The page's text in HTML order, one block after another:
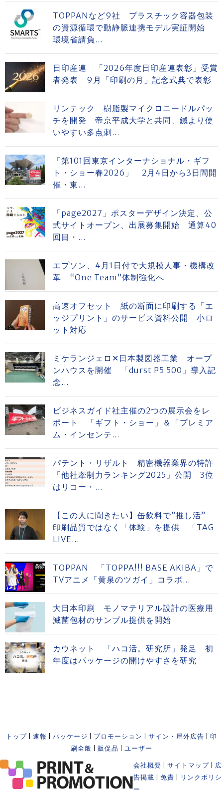
TOPPANなど9社 プラスチック容器包装
の資源循環で動静脈連携モデル実証開始
環境省請負...
日印産連 「2026年度日印産連表彰」受賞
者発表 9月「印刷の月」記念式典で表彰
リンテック 樹脂製マイクロニードルパッ
チを開発 帝京平成大学と共同、鍼より使
いやすい多点刺...
「第101回東京インターナショナル・ギフ
ト・ショー春2026」 2月4日から3日間開
催・東...
「page2027」ポスターデザイン決定、公
式サイトオープン、出展募集開始 通算40
回目・...
エプソン、4月1日付で大規模人事・機構改
革 “One Team”体制強化へ
高速オフセット 紙の断面に印刷する「エ
ッジプリント」のサービス資料公開 小ロ
ット対応
ミケランジェロ✕日本製図器工業 オープ
ンハウスを開催 「durst P5 500」導入記
念...
ビジネスガイド社主催の2つの展示会をレ
ポート 「ギフト・ショー」＆「プレミア
ム・インセンテ...
パテント・リザルト 精密機器業界の特許
「他社牽制力ランキング2025」公開 3位
はリコー・...
【この人に聞きたい】缶飲料で”推し活”
印刷品質ではなく「体験」を提供 「TAG
LIVE...
TOPPAN 「TOPPA!!! BASE AKIBA」で
TVアニメ「黄泉のツガイ」コラボ...
大日本印刷 モノマテリアル設計の医療用
滅菌包材のサンプル提供を開始
カウネット 「ハコ活。研究所」発足 初
年度はパッケージの開けやすさを研究
トップ 速報 パッケージ プロモーション サイン・屋外広告
印
刷全般
販促品 ユーザー
会社概要 サイトマップ
広
告掲載
免責
リンクポリシ
ー